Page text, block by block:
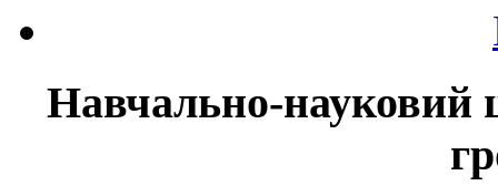
Навчально-науковий